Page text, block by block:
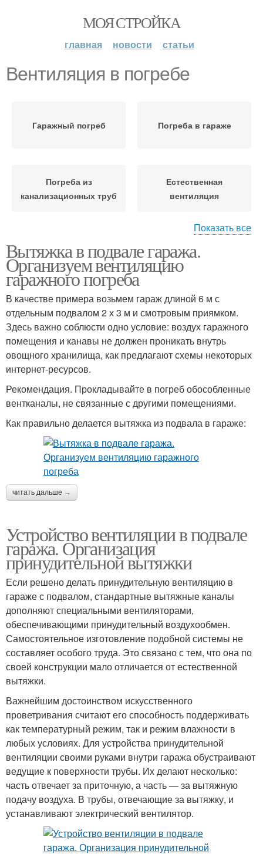
МОЯ СТРОЙКА
главная новости статьи
Вентиляция в погребе
Гаражный погреб Погреба в гараже
Погреба из
канализационных труб
Естественная
вентиляция
вентиляция
Вентиляции в подвале
Вентиляция в гараже Погреб в гараже
вентиляция
Гараж с погребом Погреба в доме
Глубокозаглубленный
Погреба в частном доме Современный погреб
Погреб на даче Погреб под террасой
Погреб из кирпича
Показать все
Вытяжка в подвале гаража.
Организуем вентиляцию
гаражного погреба
В качестве примера возьмем гараж длиной 6 м с
отдельным подвалом 2 х 3 м и смотровым приямком.
Здесь важно соблюсти одно условие: воздух гаражного
помещения и канавы не должен проникать внутрь
овощного хранилища, как предлагают схемы некоторых
интернет-ресурсов.
Рекомендация. Прокладывайте в погреб обособленные
вентканалы, не связанные с другими помещениями.
Как правильно делается вытяжка из подвала в гараже:
читать дальше →
Устройство вентиляции в подвале
гаража. Организация
принудительной вытяжки
Если решено делать принудительную вентиляцию в
гараже с подвалом, стандартные вытяжные каналы
дополняют специальными вентиляторами,
обеспечивающими принудительный воздухообмен.
Самостоятельное изготовление подобной системы не
составляет особого труда. Это связано с тем, что она по
своей конструкции мало отличается от естественной
вытяжки.
Важнейшим достоинством искусственного
проветривания считают его способность поддерживать
как температурный режим, так и режим влажности в
любых условиях. Для устройства принудительной
вентиляции своими руками внутри гаража обустраивают
ведущие к поверхности трубы. Их делают несколько:
часть отвечает за приточную, а часть — за вытяжную
подачу воздуха. В трубы, отвечающие за вытяжку, и
устанавливают электрический вентилятор.